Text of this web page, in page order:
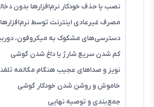
نصب یا حذف خودکار نرم‌افزارها بدون
مصرف غیرعادی اینترنت توسط
دسترسی‌های مشکوک به میکروفون،
کم شدن سریع شارژ یا داغ شدن گوشی
نویز و صداهای عجیب هنگام مکالمه
خاموش و روشن شدن خودکار گوشی
جمع‌بندی و توصیه نهایی